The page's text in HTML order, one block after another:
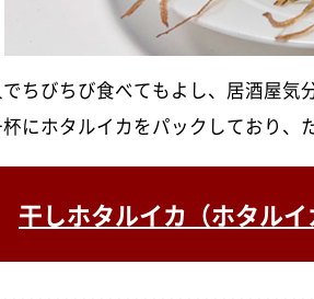
ちびちび食べてもよし、居酒屋気
にホタルイカをパックしており、
干しホタルイカ（ホタル